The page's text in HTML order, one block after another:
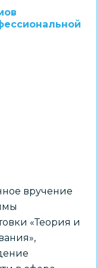
вручение
«Теория и